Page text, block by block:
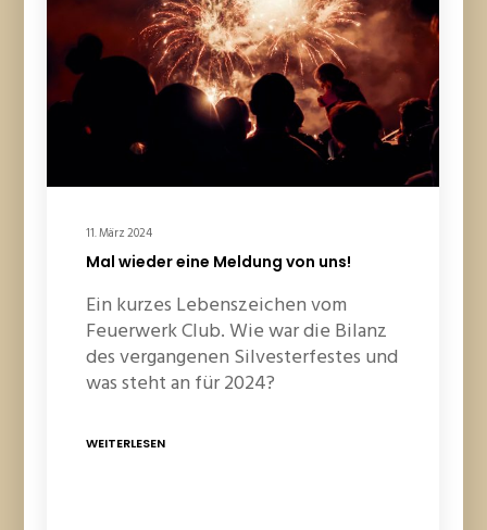
11. März 2024
Mal wieder eine Meldung von uns!
Ein kurzes Lebenszeichen vom
Feuerwerk Club. Wie war die Bilanz
des vergangenen Silvesterfestes und
was steht an für 2024?
WEITERLESEN